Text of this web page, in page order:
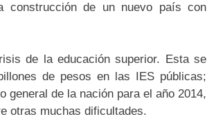
construcción de un nuevo país con
de la educación superior. Esta se
de pesos en las IES públicas;
general de la nación para el año 2014,
otras muchas dificultades.